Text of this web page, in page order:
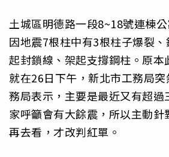
土城區明德路一段8~18號連棟
因地震7根柱中有3根柱子爆裂
起封鎖線、架起支撐鋼柱。原本
就在26日下午，新北市工務局
務局表示，主要是最近又有超過
家呼籲會有大餘震，所以主動針
再去看，才改判紅單。